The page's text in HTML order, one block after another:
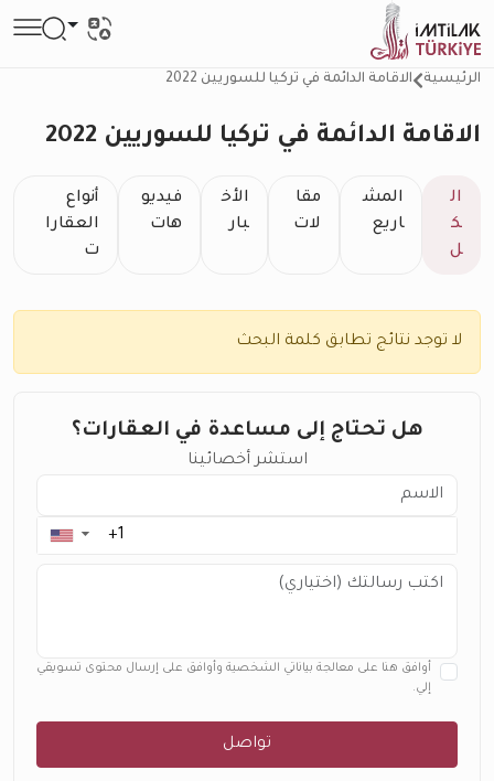
الرئيسية الاقامة الدائمة في تركيا للسوريين 2022
الاقامة الدائمة في تركيا للسوريين 2022
ال
ك
ل
المش
اريع
مقا
لات
الأخ
بار
فيديو
هات
أنواع
العقارا
ت
لا توجد نتائج تطابق كلمة البحث
هل تحتاج إلى مساعدة في العقارات؟
استشر أخصائينا
▼
أوافق هنا على معالجة بياناتي الشخصية وأوافق على إرسال محتوى تسويقي
إلي.
تواصل